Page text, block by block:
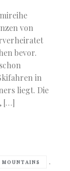
von
bevor.
in
liegt. Die
[…]
,